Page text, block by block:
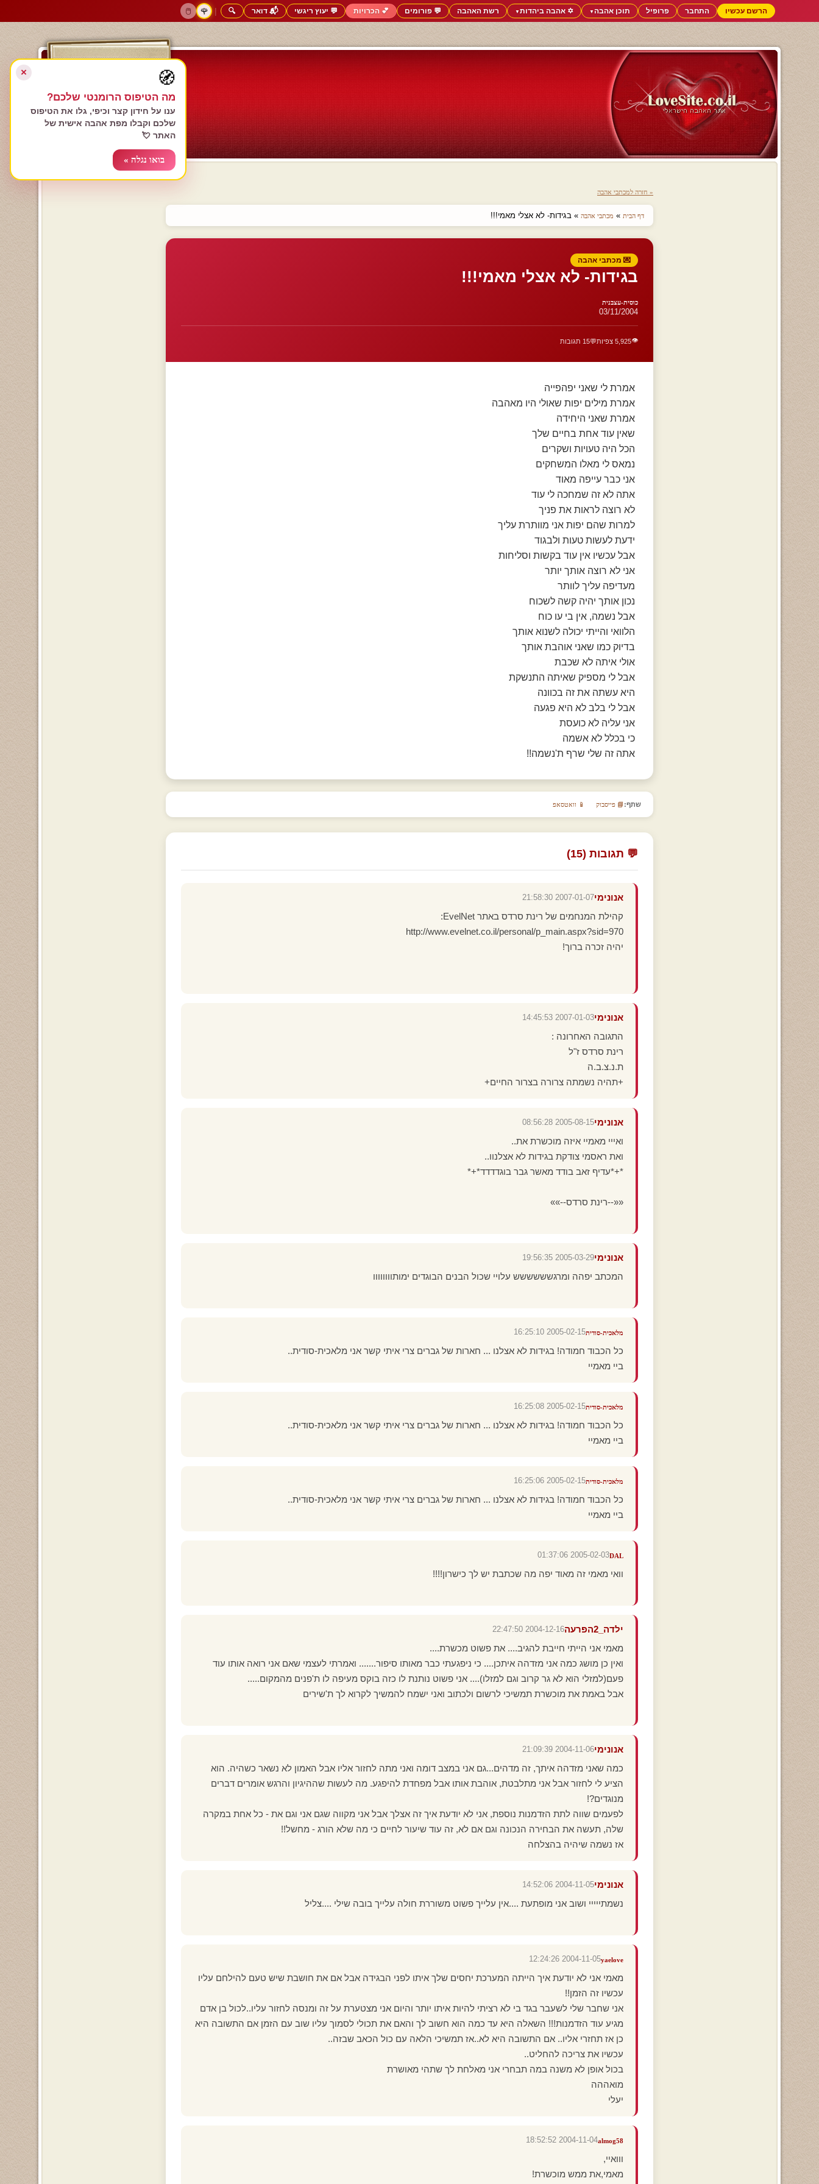
הרשם עכשיו התחבר פרופיל תוכן אהבה▼ ✡️ אהבה ביהדות▼ רשת האהבה 💬 פורומים 💕 הכרויות 💬 יעוץ ריגשי 📬 דואר 🔍
|
🌹
🖱️
הרשם עכשיו
התחבר
« חזרה למכתבי אהבה
דף הבית » מכתבי אהבה » בגידות- לא אצלי מאמי!!!
💌 מכתבי אהבה
בגידות- לא אצלי מאמי!!!
כוסית-עצבנית
03/11/2004
👁️5,925 צפיות 💬15 תגובות
אמרת לי שאני יפהפייה
אמרת מילים יפות שאולי היו מאהבה
אמרת שאני היחידה
שאין עוד אחת בחיים שלך
הכל היה טעויות ושקרים
נמאס לי מאלו המשחקים
אני כבר עייפה מאוד
אתה לא זה שמחכה לי עוד
לא רוצה לראות את פניך
למרות שהם יפות אני מוותרת עליך
ידעת לעשות טעות ולבגוד
אבל עכשיו אין עוד בקשות וסליחות
אני לא רוצה אותך יותר
מעדיפה עליך לוותר
נכון אותך יהיה קשה לשכוח
אבל נשמה, אין בי עו כוח
הלוואי והייתי יכולה לשנוא אותך
בדיוק כמו שאני אוהבת אותך
אולי איתה לא שכבת
אבל לי מספיק שאיתה התנשקת
היא עשתה את זה בכוונה
אבל לי בלב לא היא פגעה
אני עליה לא כועסת
כי בכלל לא אשמה
אתה זה שלי שרף ת'נשמה!!
שתף: 📘 פייסבוק 📱 וואטסאפ
💬 תגובות (15)
אנונימי2007-01-07 21:58:30
קהילת המנחמים של רינת סרדס באתר EvelNet:
http://www.evelnet.co.il/personal/p_main.aspx?sid=970
יהיה זכרה ברוך!
אנונימי2007-01-03 14:45:53
התגובה האחרונה :
רינת סרדס ז"ל
ת.נ.צ.ב.ה
+תהיה נשמתה צרורה בצרור החיים+
אנונימי2005-08-15 08:56:28
ואייי מאמיי איזה מוכשרת את..
ואת ראסמי צודקת בגידות לא אצלנוו..
*+*עדיף זאב בודד מאשר גבר בוגדדדד*+*
««--רינת סרדס--»»
אנונימי2005-03-29 19:56:35
המכתב יפהה ומרגשששששש עלויי שכול הבנים הבוגדים ימותוווווווו
מלאכית-סודית2005-02-15 16:25:10
כל הכבוד חמודה! בגידות לא אצלנו ... חארות של גברים צרי איתי קשר אני מלאכית-סודית..
ביי מאמיי
מלאכית-סודית2005-02-15 16:25:08
כל הכבוד חמודה! בגידות לא אצלנו ... חארות של גברים צרי איתי קשר אני מלאכית-סודית..
ביי מאמיי
מלאכית-סודית2005-02-15 16:25:06
כל הכבוד חמודה! בגידות לא אצלנו ... חארות של גברים צרי איתי קשר אני מלאכית-סודית..
ביי מאמיי
DAL
2005-02-03 01:37:06
וואי מאמי זה מאוד יפה מה שכתבת יש לך כישרון!!!!
ילדה_2הפרעה 2004-12-16 22:47:50
מאמי אני הייתי חייבת להגיב.... את פשוט מכשרת....
ואין כן מושג כמה אני מזדהה איתכן.... כי ניפגעתי כבר מאותו סיפור....... ואמרתי לעצמי שאם אני רואה אותו עוד
פעם(למזלי הוא לא גר קרוב וגם למזלו).... אני פשוט נותנת לו כזה בוקס מעיפה לו ת'פנים מהמקום.....
אבל באמת את מוכשרת תמשיכי לרשום ולכתוב ואני ישמח להמשיך לקרוא לך ת'שירים
אנונימי2004-11-06 21:09:39
כמה שאני מזדהה איתך, זה מדהים...גם אני במצב דומה ואני מתה לחזור אליו אבל האמון לא נשאר כשהיה. הוא
הציע לי לחזור אבל אני מתלבטת, אוהבת אותו אבל מפחדת להיפגע. מה לעשות שההיגיון והרגש אומרים דברים
מנוגדים?!
לפעמים שווה לתת הזדמנות נוספת, אני לא יודעת איך זה אצלך אבל אני מקווה שגם אני וגם את - כל אחת במקרה
שלה, תעשה את הבחירה הנכונה וגם אם לא, זה עוד שיעור לחיים כי מה שלא הורג - מחשל!!
אז נשמה שיהיה בהצלחה
אנונימי2004-11-05 14:52:06
נשמתייייי ושוב אני מופתעת ....אין עלייך פשוט משוררת חולה עלייך בובה שילי ....צליל
yaelove
2004-11-05 12:24:26
מאמי אני לא יודעת איך הייתה המערכת יחסים שלך איתו לפני הבגידה אבל אם את חושבת שיש טעם להילחם עליו
עכשיו זה הזמן!!
אני שחבר שלי לשעבר בגד בי לא רציתי להיות איתו יותר והיום אני מצטערת על זה ומנסה לחזור עליו..לכול בן אדם
מגיע עוד הזדמנות!!! השאלה היא עד כמה הוא חשוב לך והאם את תכולי לסמוך עליו שוב עם הזמן אם התשובה היא
כן אז תחזרי אליו.. אם התשובה היא לא..אז תמשיכי הלאה עם כול הכאב שבזה..
עכשיו את צריכה להחליט..
בכול אופן לא משנה במה תבחרי אני מאלחת לך שתהי מאושרת
מואההה
יעלי
almog58
2004-11-04 18:52:52
ווואיי,
מאמי,את ממש מוכשרת!